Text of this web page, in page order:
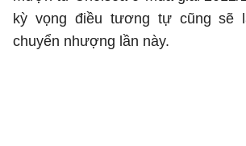
kỳ vọng điều tương tự cũng sẽ
chuyển nhượng lần này.